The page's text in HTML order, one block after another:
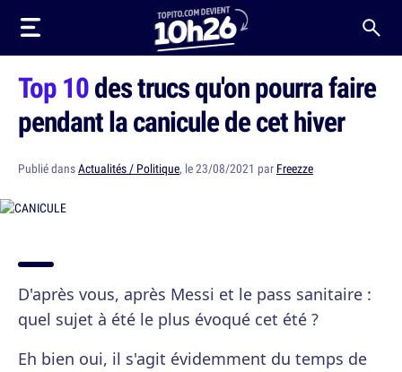
Top 10des trucs qu'on pourra faire
pendant la canicule de cet hiver
Publié dansActualités / Politique, le 23/08/2021 par Freezze
D'après vous, après Messi et le pass sanitaire :
quel sujet à été le plus évoqué cet été ?
Eh bien oui, il s'agit évidemment du temps de